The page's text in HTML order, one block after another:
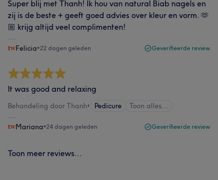
Super blij met Thanh! Ik hou van natural Biab nagels en
zij is de beste + geeft goed advies over kleur en vorm. 🫶
🏼 krijg altijd veel complimenten!
Felicia•22 dagen geleden Geverifieerde review
It was good and relaxing
Behandeling door Thanh• Pedicure Toon alles…
Mariana•24 dagen geleden Geverifieerde review
Toon meer reviews...